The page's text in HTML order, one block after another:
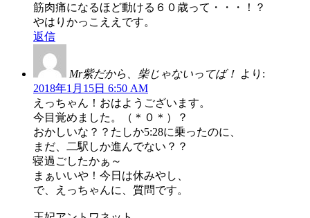
筋肉痛になるほど動ける６０歳って・・・！？
やはりかっこええです。
返信
Mr紫だから、柴じゃないってば！ より:
2018年1月15日 6:50 AM
えっちゃん！おはようございます。
今目覚めました。（＊０＊）？
おかしいな？？たしか5:28に乗ったのに、
まだ、二駅しか進んでない？？
寝過ごしたかぁ～
まぁいいや！今日は休みやし、
で、えっちゃんに、質問です。